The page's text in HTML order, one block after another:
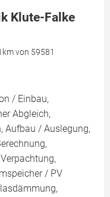
Klute-Falke
von 59581
/ Einbau,
Abgleich,
Aufbau / Auslegung,
/ PV